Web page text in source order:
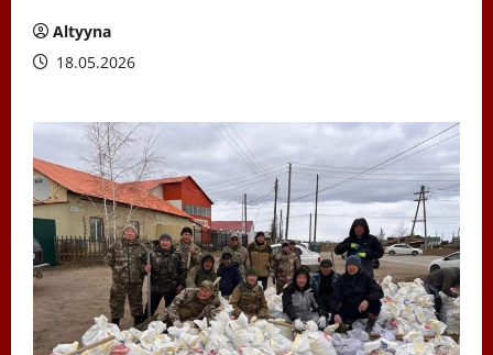
Altyyna
18.05.2026